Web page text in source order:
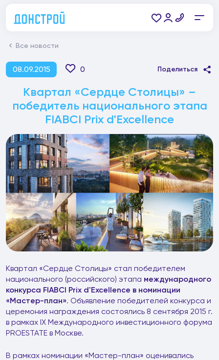
Все новости
08.09.2015 0 Поделиться
Квартал «Сердце Столицы» –
победитель национального этапа
FIABCI Prix d'Excellence
Квартал «Сердце Столицы» стал победителем
национального (российского) этапа международного
конкурса FIABCI Prix d'Excellence в номинации
«Мастер-план». Объявление победителей конкурса и
церемония награждения состоялись 8 сентября 2015 г.
в рамках IX Международного инвестиционного форума
PROESTATE в Москве.
В рамках номинации «Мастер-план» оценивались